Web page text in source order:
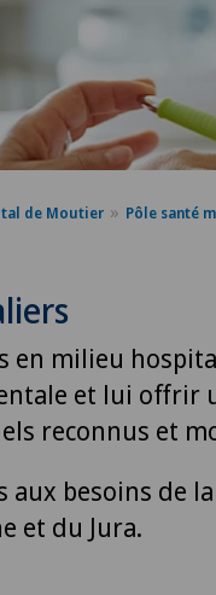
de Moutier Pôle santé
en milieu
et lui offrir
reconnus et
aux besoins de
et du Jura.